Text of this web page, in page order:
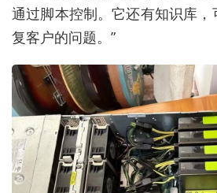
通过脚本控制。它还有知识库
复客户的问题。”